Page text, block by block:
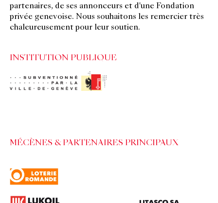
partenaires, de ses annonceurs et d'une Fondation
privée genevoise. Nous souhaitons les remercier très
chaleureusement pour leur soutien.
INSTITUTION PUBLIQUE
MÉCÈNES & PARTENAIRES PRINCIPAUX